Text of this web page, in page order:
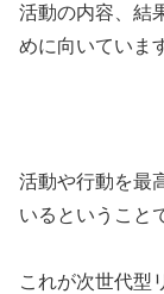
活動の内容、結
めに向いていま
活動や行動を最
いるということ
これが次世代型